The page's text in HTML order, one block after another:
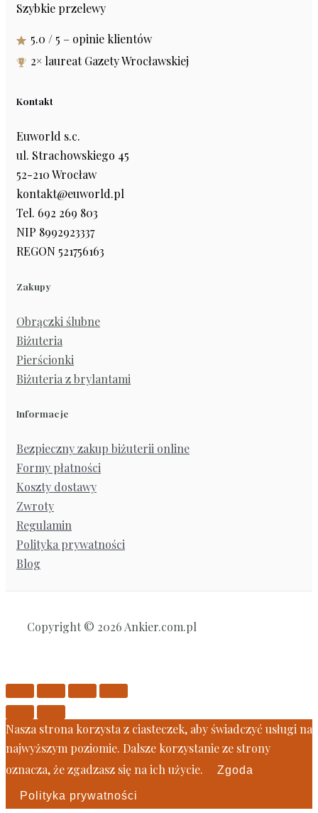
Szybkie przelewy
5.0 / 5 – opinie klientów
2× laureat Gazety Wrocławskiej
Kontakt
Euworld s.c.
ul. Strachowskiego 45
52-210 Wrocław
kontakt@euworld.pl
Tel. 692 269 803
NIP 8992923337
REGON 521756163
Zakupy
Obrączki ślubne
Biżuteria
Pierścionki
Biżuteria z brylantami
Informacje
Bezpieczny zakup biżuterii online
Formy płatności
Koszty dostawy
Zwroty
Regulamin
Polityka prywatności
Blog
Copyright © 2026 Ankier.com.pl
Nasza strona korzysta z ciasteczek, aby świadczyć usługi na
najwyższym poziomie. Dalsze korzystanie ze strony
oznacza, że zgadzasz się na ich użycie.
Zgoda
Polityka prywatności